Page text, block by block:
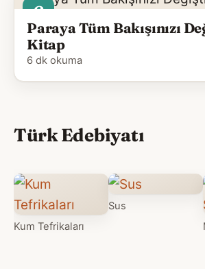
6
Paraya Tüm Bakışınızı
Kitap
6 dk okuma
Türk Edebiyatı
Kum Tefrikaları
Sus